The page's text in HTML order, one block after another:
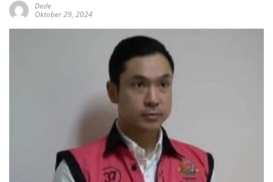
Dede
Oktober 29, 2024